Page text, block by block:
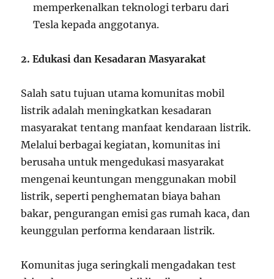
memperkenalkan teknologi terbaru dari
Tesla kepada anggotanya.
2. Edukasi dan Kesadaran Masyarakat
Salah satu tujuan utama komunitas mobil
listrik adalah meningkatkan kesadaran
masyarakat tentang manfaat kendaraan listrik.
Melalui berbagai kegiatan, komunitas ini
berusaha untuk mengedukasi masyarakat
mengenai keuntungan menggunakan mobil
listrik, seperti penghematan biaya bahan
bakar, pengurangan emisi gas rumah kaca, dan
keunggulan performa kendaraan listrik.
Komunitas juga seringkali mengadakan test